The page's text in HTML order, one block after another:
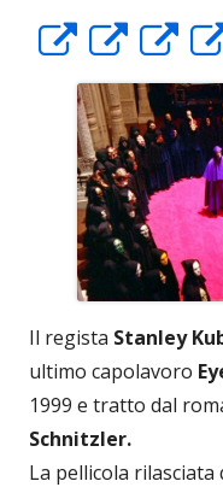
Apre
in
una
nuova
finestra
Apre
in
una
in
Il regista Stanley
ultimo capolavoro
1999 e tratto dal
Schnitzler.
La pellicola